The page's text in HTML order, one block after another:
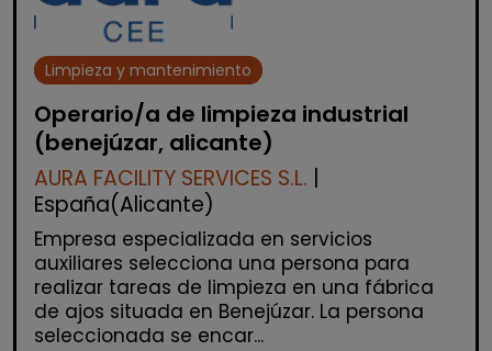
Limpieza y mantenimiento
Operario/a de limpieza industrial
(benejúzar, alicante)
AURA FACILITY SERVICES S.L.
España(Alicante)
Empresa especializada en servicios
auxiliares selecciona una persona para
realizar tareas de limpieza en una fábrica
de ajos situada en Benejúzar. La persona
seleccionada se encar...